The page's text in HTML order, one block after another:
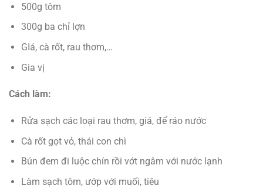
500g tôm
300g ba chỉ lợn
GIá, cà rốt, rau thơm,…
Gia vị
Cách làm:
Rửa sạch các loại rau thơm, giá, để ráo nước
Cà rốt gọt vỏ, thái con chì
Bún đem đi luộc chín rồi vớt ngâm với nước lạnh
Làm sạch tôm, ướp với muối, tiêu